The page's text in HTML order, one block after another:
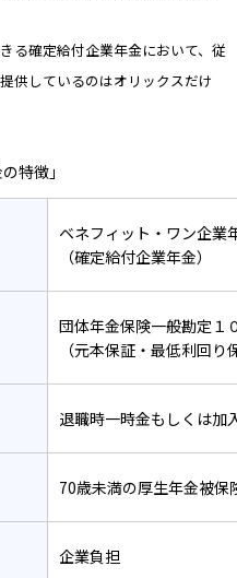
る確定給付企業年金において、従
供しているのはオリックスだけ
特徴」
ベネフィット・ワン企業
（確定給付企業年金）
団体年金保険一般勘定１
（元本保証・最低利回り
退職時一時金もしくは加
70歳未満の厚生年金被保
企業負担